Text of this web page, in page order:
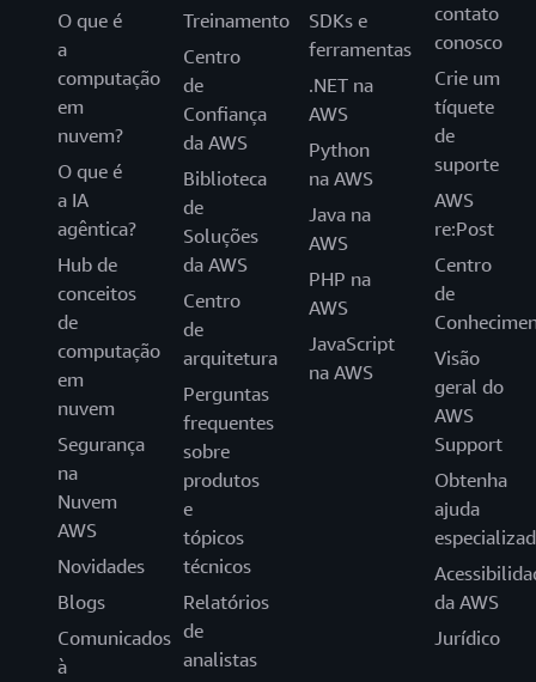
O que é
a
computação
em
nuvem?
O que é
a IA
agêntica?
Hub de
conceitos
de
computação
em
nuvem
Segurança
na
Nuvem
AWS
Novidades
Blogs
Comunicados
à
Treinamento
Centro
de
Confiança
da AWS
Biblioteca
de
Soluções
da AWS
Centro
de
arquitetura
Perguntas
frequentes
sobre
produtos
e
tópicos
técnicos
Relatórios
de
analistas
SDKs e
ferramentas
.NET na
AWS
Python
na AWS
Java na
AWS
PHP na
AWS
JavaScript
na AWS
contato
conosco
Crie um
tíquete
de
suporte
AWS
re:Post
Centro
de
Visão
geral do
AWS
Support
Obtenha
ajuda
da AWS
Jurídico